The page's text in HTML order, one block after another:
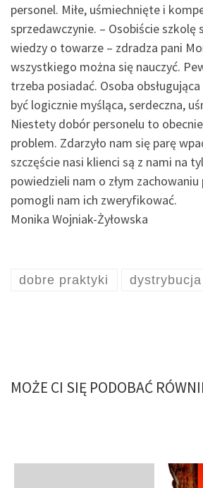
personel. Miłe, uśmiechnięte i
sprzedawczynie. – Osobiście szkolę
wiedzy o towarze – zdradza pani
wszystkiego można się nauczyć.
trzeba posiadać. Osoba
być logicznie myśląca, serdeczna,
Niestety dobór personelu to
problem. Zdarzyło nam się parę
szczęście nasi klienci są z nami na
powiedzieli nam o złym
pomogli nam ich zweryfikować.
Monika Wojniak-Żyłowska
dobre praktyki
MOŻE CI SIĘ PODOBAĆ